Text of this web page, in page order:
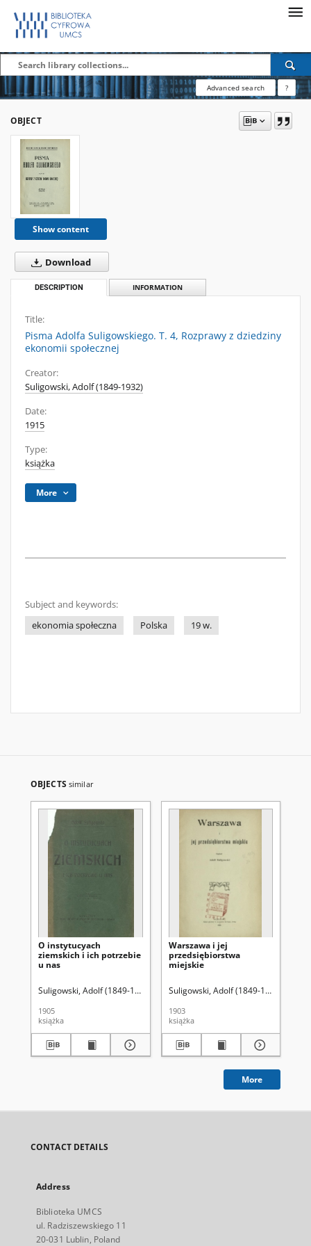
Advanced search ?
OBJECT
Show content
Download
DESCRIPTION INFORMATION
Title:
Pisma Adolfa Suligowskiego. T. 4, Rozprawy z dziedziny
ekonomii społecznej
Creator:
Suligowski, Adolf (1849-1932)
Date:
1915
Type:
książka
More
Subject and keywords:
ekonomia społeczna
Polska 19 w.
OBJECTS similar
O instytucyach
ziemskich i ich potrzebie
u nas
Suligowski, Adolf (1849-1932)
1905
książka
Warszawa i jej
przedsiębiorstwa
miejskie
Suligowski, Adolf (1849-1932)
1903
książka
More
CONTACT DETAILS
Address
Biblioteka UMCS
ul. Radziszewskiego 11
20-031 Lublin, Poland